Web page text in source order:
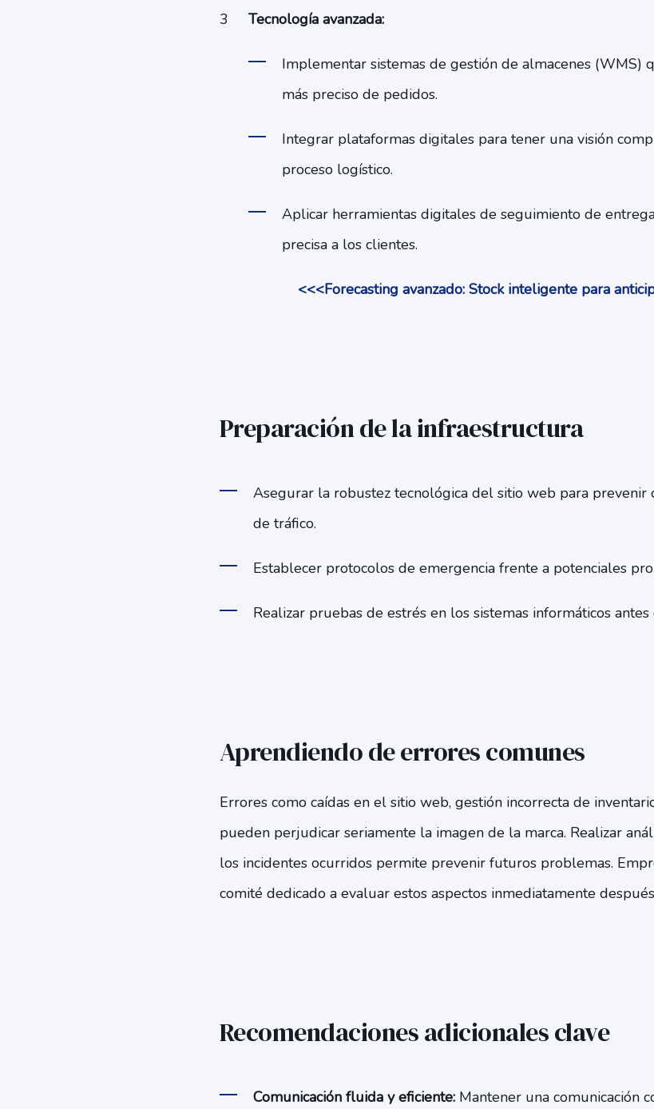
Tecnología avanzada:
Implementar sistemas de gestión de almacenes (WMS)
más preciso de pedidos.
Integrar plataformas digitales para tener una visión
proceso logístico.
Aplicar herramientas digitales de seguimiento de
precisa a los clientes.
<<<Forecasting avanzado: Stock inteligente para
Preparación de la infraestructura
Asegurar la robustez tecnológica del sitio web para prevenir
de tráfico.
Establecer protocolos de emergencia frente a potenciales
Realizar pruebas de estrés en los sistemas informáticos
Aprendiendo de errores comunes
Errores como caídas en el sitio web, gestión incorrecta de
pueden perjudicar seriamente la imagen de la marca. Realizar
los incidentes ocurridos permite prevenir futuros problemas.
comité dedicado a evaluar estos aspectos inmediatamente
Recomendaciones adicionales clave
Comunicación fluida y eficiente:Mantener una comunicación